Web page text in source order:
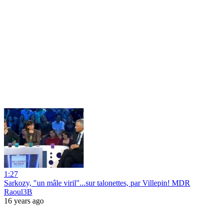
1:27
Sarkozy, "un mâle viril"...sur talonettes, par Villepin! MDR
Raoul3B
16 years ago